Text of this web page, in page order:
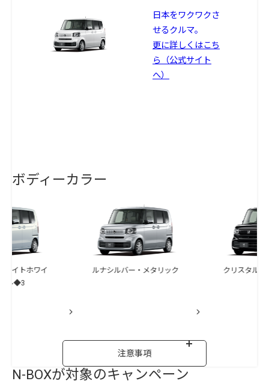
日本をワクワクさ
せるクルマ。
更に詳しくはこち
ら（公式サイト
へ）
ボディーカラー
ライトホワイ
ル◆3
ルナシルバー・メタリック クリスタルブ
注意事項
N-BOXが対象のキャンペーン